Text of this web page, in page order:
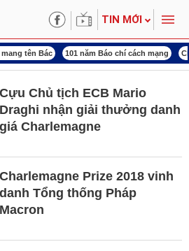
TIN MỚI
101 năm Báo chí cách mạng Chiến dịch
Cựu Chủ tịch ECB Mario
Draghi nhận giải thưởng danh
giá Charlemagne
Charlemagne Prize 2018 vinh
danh Tổng thống Pháp
Macron